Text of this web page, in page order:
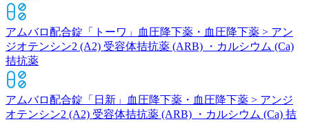
アムバロ配合錠「トーワ」
血圧降下薬・血圧降下薬 > アン
ジオテンシン2 (A2) 受容体拮抗薬 (ARB) ・カルシウム (Ca)
拮抗薬
アムバロ配合錠「日新」
血圧降下薬・血圧降下薬 > アンジ
オテンシン2 (A2) 受容体拮抗薬 (ARB) ・カルシウム (Ca) 拮